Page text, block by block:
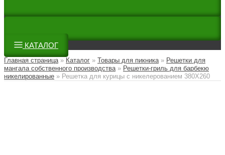
КАТАЛОГ
Главная страница» Каталог » Товары для пикника» Решетки для
мангала собственного производства» Решетки-гриль для барбекю
никелированные » Решетка для курицы с никелерованием 380Х260